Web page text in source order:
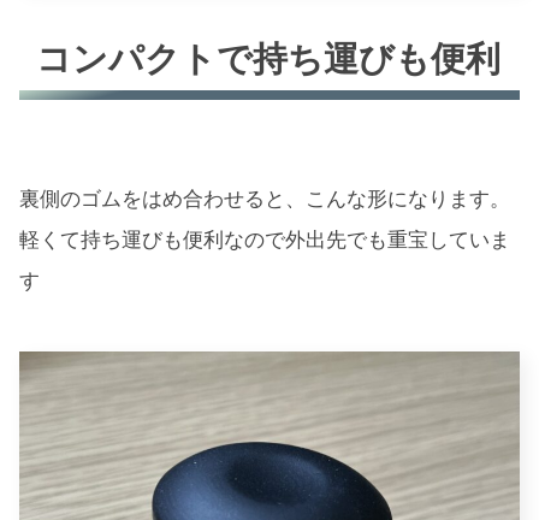
コンパクトで持ち運びも便利
裏側のゴムをはめ合わせると、こんな形になります。
軽くて持ち運びも便利なので外出先でも重宝していま
す